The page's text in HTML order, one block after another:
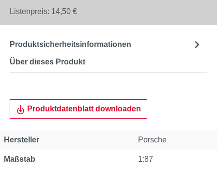
Listenpreis: 14,50 €
Über dieses Produkt
Produktsicherheitsinformationen
Produktdatenblatt downloaden
Hersteller Porsche
Maßstab 1:87